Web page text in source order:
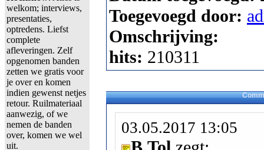
welkom; interviews,
presentaties,
optredens. Liefst
complete
afleveringen. Zelf
opgenomen banden
zetten we gratis voor
je over en komen
indien gewenst netjes
retour. Ruilmateriaal
aanwezig, of we
nemen de banden
over, komen we wel
uit.
Toegevoegd door:
Omschrijving:
hits: 210311
03.05.2017 13:05